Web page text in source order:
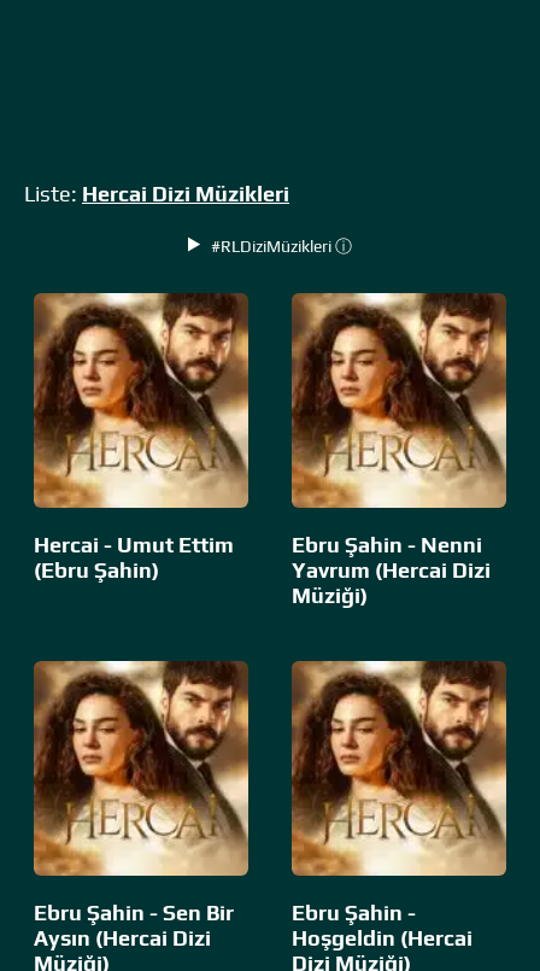
Liste: Hercai Dizi Müzikleri
#RLDiziMüzikleri ⓘ
Hercai - Umut Ettim
(Ebru Şahin)
Ebru Şahin - Nenni
Yavrum (Hercai Dizi
Müziği)
Ebru Şahin - Sen Bir
Aysın (Hercai Dizi
Müziği)
Ebru Şahin -
Hoşgeldin (Hercai
Dizi Müziği)